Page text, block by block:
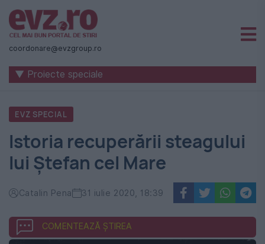
Știri
naționale
internaționale
România
Evenimentul
Zilei
coordonare@evzgroup.ro
▼ Proiecte speciale
EVZ SPECIAL
Istoria recuperării steagului
lui Ștefan cel Mare
Catalin Pena 31 iulie 2020, 18:39
COMENTEAZĂ ȘTIREA